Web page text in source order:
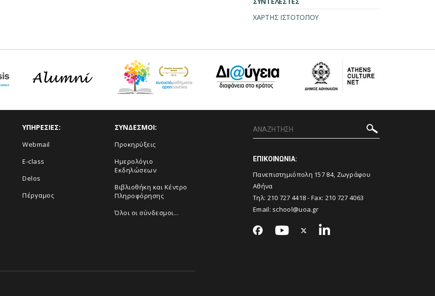
ΧΑΡΤΗΣ ΙΣΤΟΤΟΠΟΥ
ΥΠΗΡΕΣΙΕΣ:
Webmail
E-class
Delos
Πέργαμος
ΣΥΝΔΕΣΜΟΙ:
Προκηρύξεις
Ημερολόγιο
Εκδηλώσεων
Βιβλιοθήκη και Κέντρο
Πληροφόρησης
Όλοι οι σύνδεσμοι...
ΕΠΙΚΟΙΝΩΝΙΑ:
Πανεπιστημιόπολη 157 84, Ζωγράφου
Αθήνα
Τηλ: 210 727 4418- Fax: 210 727 4063
Email: school@uoa.gr